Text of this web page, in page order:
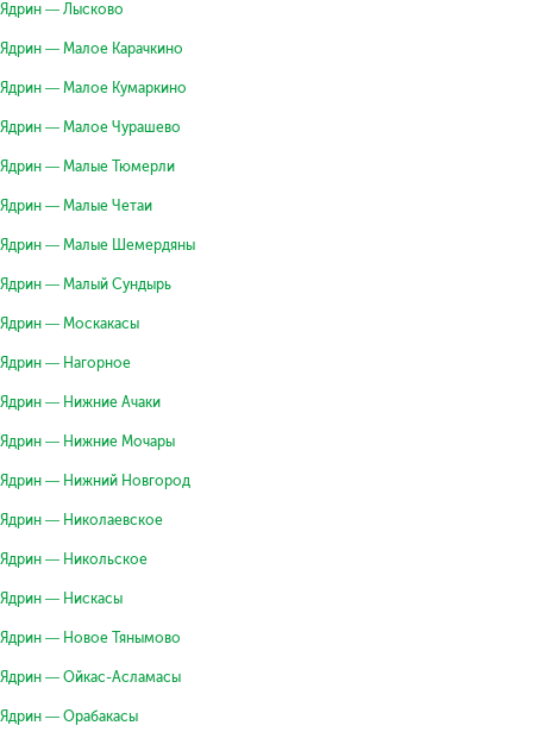
Ядрин — Лысково
Ядрин — Малое Карачкино
Ядрин — Малое Кумаркино
Ядрин — Малое Чурашево
Ядрин — Малые Тюмерли
Ядрин — Малые Четаи
Ядрин — Малые Шемердяны
Ядрин — Малый Сундырь
Ядрин — Москакасы
Ядрин — Нагорное
Ядрин — Нижние Ачаки
Ядрин — Нижние Мочары
Ядрин — Нижний Новгород
Ядрин — Николаевское
Ядрин — Никольское
Ядрин — Нискасы
Ядрин — Новое Тянымово
Ядрин — Ойкас-Асламасы
Ядрин — Орабакасы